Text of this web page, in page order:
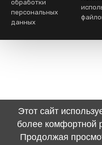
обработки
персональных
данных
Этот сайт
более комфортной
Продолжая